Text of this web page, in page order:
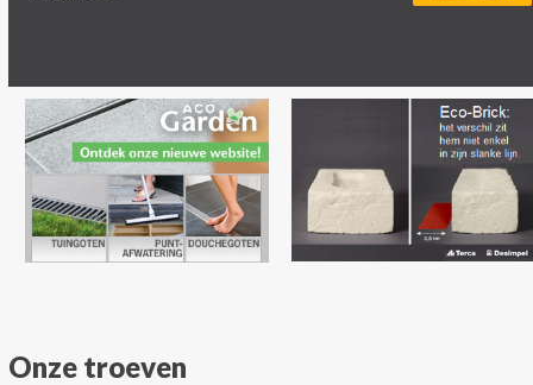
Onze troeven